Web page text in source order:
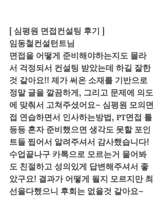
[ 심평원 면접컨설팅 후기 ]
임동철컨설턴트님
면접을 어떻게 준비해야하는지도 몰라
서 걱정되서 컨설팅 받았는데 하길 잘한
것 같아요!! 제가 써온 소재를 기반으로
정말 글을 깔끔하게, 그리고 문제에 의도
에 맞춰서 고쳐주셨어요~ 심평원 모의면
접 연습하면서 인사하는방법, PT면접 틀
등등 혼자 준비했으면 생각도 못할 포인
트들 찝어서 알려주셔서 감사했습니다!
수업끝나구 카톡으로 모르는거 물어봐
도 친절하고 성의있게 답변해주셔서 좋
았구요! 결과가 어떻게 될지 모르지만 최
선을다했으니 후회는 없을것 같아요~